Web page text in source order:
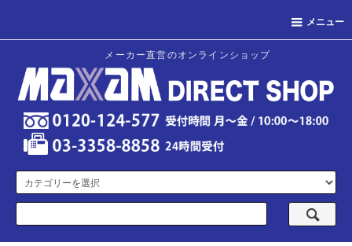
メニュー
メーカー直営のオンラインショップ